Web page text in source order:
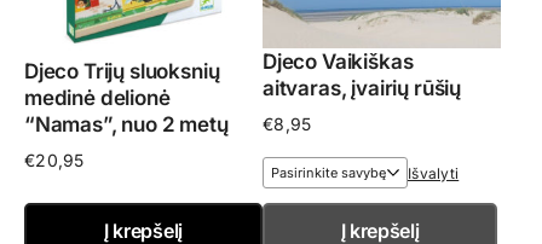
Djeco Trijų sluoksnių
medinė delionė
“Namas”, nuo 2 metų
€20,95
Į krepšelį
Djeco Vaikiškas
aitvaras, įvairių rūšių
€8,95
Išvalyti
Į krepšelį